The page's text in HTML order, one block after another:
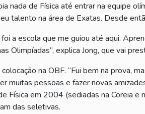
nada de Física até entrar na equipe
talento na área de Exatas. Desde
a escola que me guiou até aqui.
Olimpíadas”, explica Jong, que vai
na OBF. “Fui bem na prova,
muitas pessoas e fazer novas
Física em 2004 (sediadas na Coreia
das seletivas.